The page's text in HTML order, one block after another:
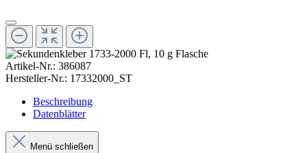
Artikel-Nr.: 386087
Hersteller-Nr.: 17332000_ST
Beschreibung
Datenblätter
Menü schließen